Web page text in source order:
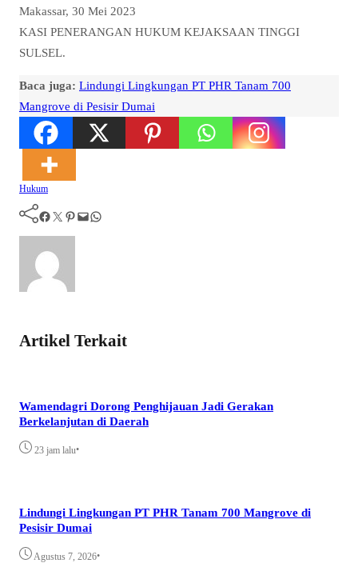
Makassar, 30 Mei 2023
KASI PENERANGAN HUKUM KEJAKSAAN TINGGI
SULSEL.
Baca juga: Lindungi Lingkungan PT PHR Tanam 700
Mangrove di Pesisir Dumai
Hukum
Facebook Twitter Pinterest Mail WhatsApp
Artikel Terkait
Wamendagri Dorong Penghijauan Jadi Gerakan
Berkelanjutan di Daerah
23 jam lalu•
Lindungi Lingkungan PT PHR Tanam 700 Mangrove di
Pesisir Dumai
Agustus 7, 2026•